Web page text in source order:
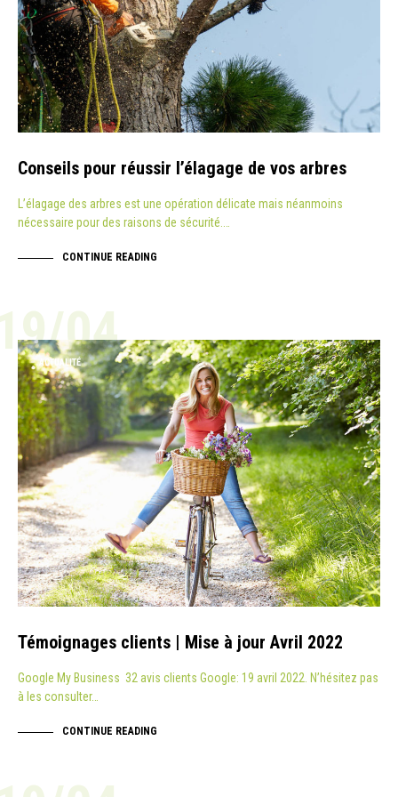
Conseils pour réussir l’élagage de vos arbres
L’élagage des arbres est une opération délicate mais néanmoins
nécessaire pour des raisons de sécurité.…
CONTINUE READING
04
ACTUALITÉ
Témoignages clients | Mise à jour Avril 2022
Google My Business 32 avis clients Google: 19 avril 2022. N’hésitez pas
à les consulter…
CONTINUE READING